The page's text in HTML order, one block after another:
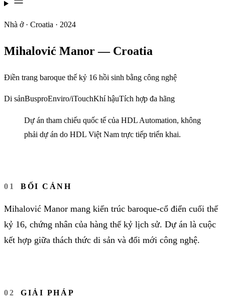
Nhà ở · Croatia · 2024
Mihalović Manor — Croatia
Điền trang baroque thế kỷ 16 hồi sinh bằng công nghệ
Di sảnBusproEnviro/iTouchKhí hậuTích hợp đa hãng
Dự án tham chiếu quốc tế của HDL Automation, không
phải dự án do HDL Việt Nam trực tiếp triển khai.
BỐI CẢNH
Mihalović Manor mang kiến trúc baroque-cổ điển cuối thế
kỷ 16, chứng nhân của hàng thế kỷ lịch sử. Dự án là cuộc
kết hợp giữa thách thức di sản và đổi mới công nghệ.
GIẢI PHÁP